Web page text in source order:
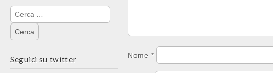
Ricerca
per:
Seguici su twitter Nome *